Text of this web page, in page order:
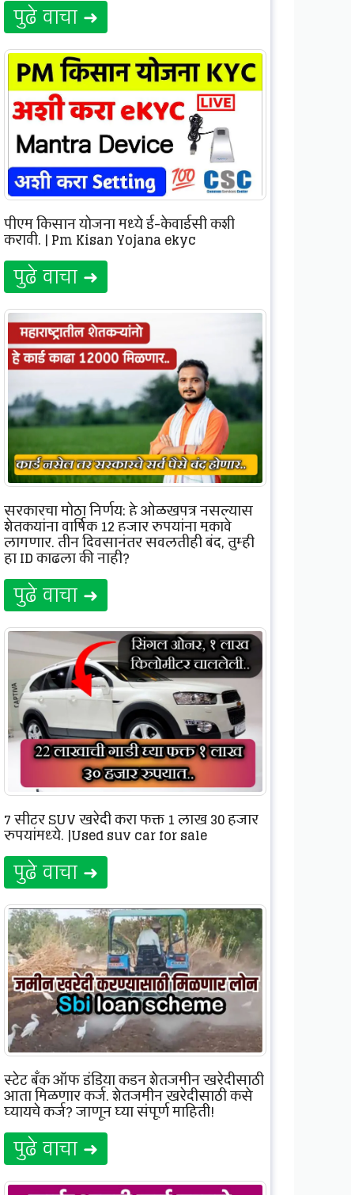
पुढे वाचा ➜
पीएम किसान योजना मध्ये ई-केवाईसी कशी
करावी. | Pm Kisan Yojana ekyc
पुढे वाचा ➜
सरकारचा मोठा निर्णय; हे ओळखपत्र नसल्यास
शेतकर्‍यांना वार्षिक 12 हजार रुपयांना मुकावे
लागणार, तीन दिवसानंतर सवलतीही बंद, तुम्ही
हा ID काढला की नाही?
पुढे वाचा ➜
7 सीटर SUV खरेदी करा फक्त 1 लाख 30 हजार
रुपयांमध्ये. |Used suv car for sale
पुढे वाचा ➜
स्टेट बँक ऑफ इंडिया कडून शेतजमीन खरेदीसाठी
आता मिळणार कर्ज, शेतजमीन खरेदीसाठी कसे
घ्यायचे कर्ज? जाणून घ्या संपूर्ण माहिती!
पुढे वाचा ➜